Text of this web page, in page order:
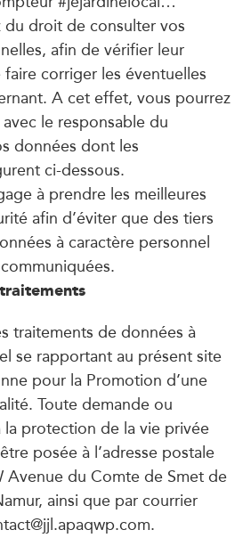
du droit de consulter vos
afin de vérifier leur
corriger les éventuelles
A cet effet, vous pourrez
le responsable du
données dont les
ci-dessous.
à prendre les meilleures
afin d’éviter que des tiers
à caractère personnel
traitements de données à
se rapportant au présent site
pour la Promotion d’une
Toute demande ou
protection de la vie privée
posée à l’adresse postale
Avenue du Comte de Smet de
ainsi que par courrier